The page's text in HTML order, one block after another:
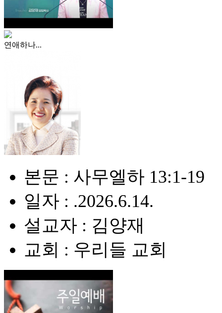
연애하나...
본문 : 사무엘하 13:1-19
일자 : .2026.6.14.
설교자 : 김양재
교회 : 우리들 교회